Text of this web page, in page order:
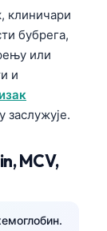
клиничари
бубрега,
или
и
заслужује.
MCV,